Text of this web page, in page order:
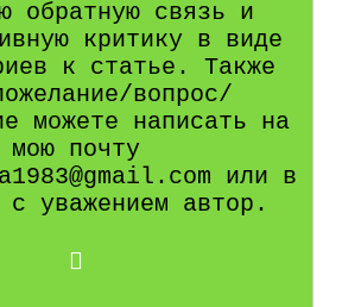
обратную связь и
критику в виде
к статье. Также
вопрос/
можете написать на
мою почту
или в
с уважением автор.